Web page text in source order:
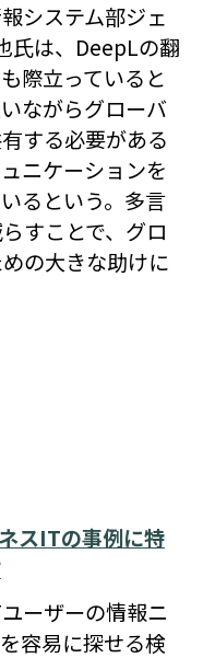
システム部ジェ
氏は、DeepLの翻
際立っていると
ながらグローバ
する必要がある
ニケーションを
るという。多言
すことで、グロ
の大きな助けに
スITの事例に特
ーザーの情報ニ
容易に探せる検